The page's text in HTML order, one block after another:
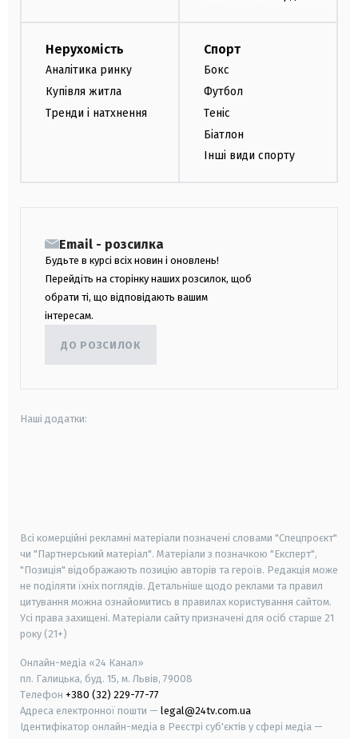
Нерухомість
Аналітика ринку
Купівля житла
Тренди і натхнення
Спорт
Бокс
Футбол
Теніс
Біатлон
Інші види спорту
Email - розсилка
Будьте в курсі всіх новин і оновлень!
Перейдіть на сторінку наших розсилок, щоб
обрати ті, що відповідають вашим
інтересам.
ДО РОЗСИЛОК
Наші додатки:
Всі комерційні рекламні матеріали позначені словами "Спецпроєкт"
чи "Партнерський матеріал". Матеріали з позначкою "Експерт",
"Позиція" відображають позицію авторів та героїв. Редакція може
не поділяти їхніх поглядів. Детальніше щодо реклами та правил
цитування можна ознайомитись в правилах користування сайтом.
Усі права захищені. Матеріали сайту призначені для осіб старше 21
року (21+)
Онлайн-медіа «24 Канал»
пл. Галицька, буд. 15, м. Львів, 79008
Телефон +380 (32) 229-77-77
Адреса електронної пошти — legal@24tv.com.ua
Ідентифікатор онлайн-медіа в Реєстрі суб'єктів у сфері медіа —